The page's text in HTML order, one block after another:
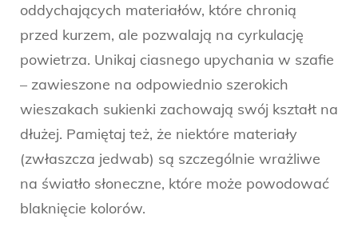
oddychających materiałów, które chronią
przed kurzem, ale pozwalają na cyrkulację
powietrza. Unikaj ciasnego upychania w szafie
– zawieszone na odpowiednio szerokich
wieszakach sukienki zachowają swój kształt na
dłużej. Pamiętaj też, że niektóre materiały
(zwłaszcza jedwab) są szczególnie wrażliwe
na światło słoneczne, które może powodować
blaknięcie kolorów.